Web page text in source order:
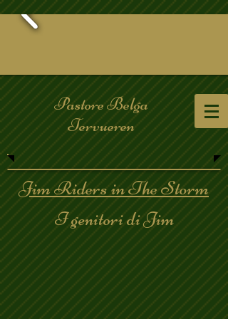
Pastore Belga
Tervueren
Jim Riders in The Storm
I genitori di Jim